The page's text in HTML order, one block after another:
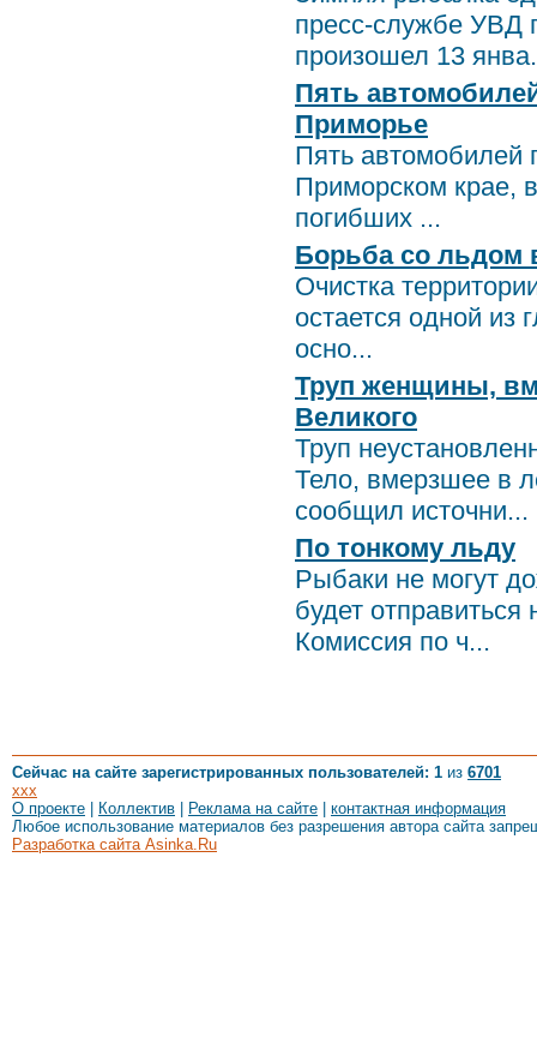
пресс-службе УВД
произошел 13
Пять
Приморье
Пять автомобилей
Приморском крае,
погибших ...
Борьба со льдом
Очистка
остается одной
осно...
Труп женщины,
Великого
Труп
Тело, вмерзшее в
сообщил источни...
По тонкому льду
Рыбаки не могут
будет
Комиссия по ч...
Сейчас на сайте зарегистрированных пользователей: 1 из 6701
xxx
О проекте
Коллектив Реклама на сайте
контактная информация
Любое использование материалов без разрешения автора сайта
Разработка сайта Asinka.Ru